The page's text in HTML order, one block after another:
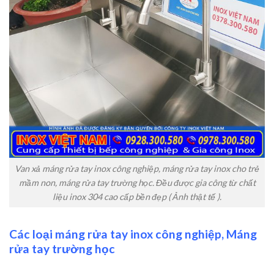
Van xả máng rửa tay inox công nghiệp, máng rửa tay inox cho trẻ
mầm non, máng rửa tay trường học. Đều được gia công từ chất
liệu inox 304 cao cấp bền đẹp ( Ảnh thật tế ).
Các loại máng rửa tay inox công nghiệp, Máng
rửa tay trường học